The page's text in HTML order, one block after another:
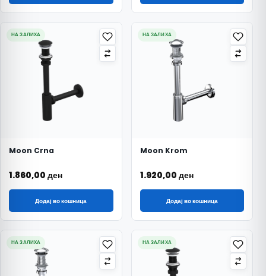
НА ЗАЛИХА
Moon Crna
1.860,00 ден
Додај во кошница
НА ЗАЛИХА
Moon Krom
1.920,00 ден
Додај во кошница
НА ЗАЛИХА НА ЗАЛИХА